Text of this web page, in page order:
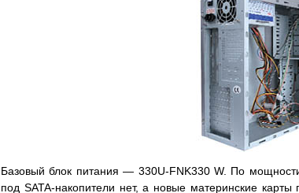
Базовый блок питания — 330U-FNK330 W. По
под SATA-накопители нет, а новые материнские